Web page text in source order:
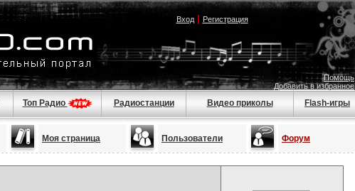
Вход| Регистрация
Помощь
Добавить в избранное
Топ Радио Радиостанции Видео приколы Flash-игры
Моя страница Пользователи Форум